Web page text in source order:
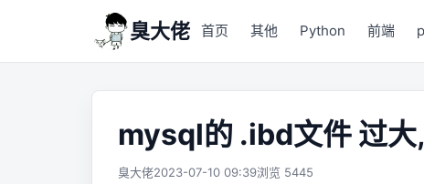
臭大佬 首页 其他 Python 前端
mysql的 .ibd文件 过大
臭大佬2023-07-10 09:39浏览 5445